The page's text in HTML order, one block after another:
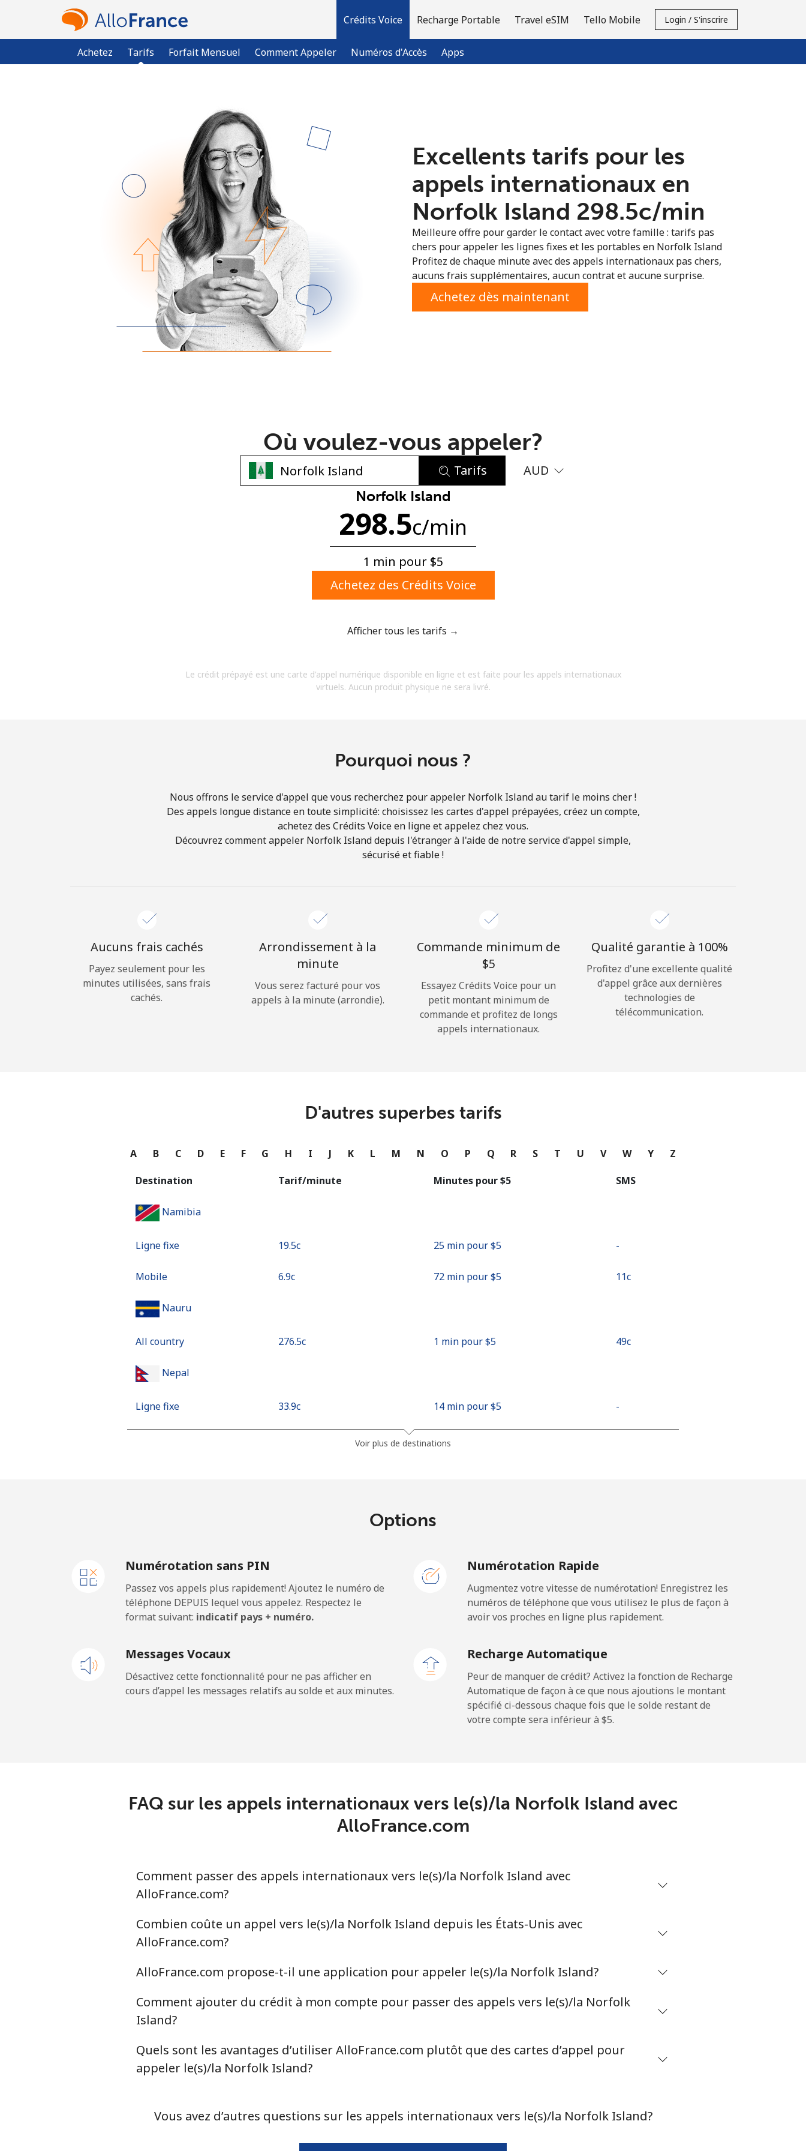
Crédits Voice
Achetez Tarifs Forfait Mensuel Comment Appeler Numéros d'Accès Apps
Recharge Portable Travel eSIM Tello Mobile Login / S'inscrire
Vous avez déjà un compte?Connectez-vous →
S'enregistrer avec
Aucun mot de passe créé
8 caractères minimum
Une lettre majuscule et une lettre minuscule
Un caractère spécial
offres.
S'inscrire
Bonjour!
Rappel du mot de passe →
Continue avec
Excellents tarifs pour les
appels internationaux en
Norfolk Island ⁦298.5c⁩/min
Meilleure offre pour garder le contact avec votre famille : tarifs pas
chers pour appeler les lignes fixes et les portables en Norfolk Island
Profitez de chaque minute avec des appels internationaux pas chers,
aucuns frais supplémentaires, aucun contrat et aucune surprise.
Achetez dès maintenant
Où voulez-vous appeler?
Tarifs AUD
Norfolk Island
298.5c/min
1 min pour ⁦$5⁩
Achetez des Crédits Voice
Afficher tous les tarifs →
Le crédit prépayé est une carte d'appel numérique disponible en ligne et est faite pour les appels internationaux
virtuels. Aucun produit physique ne sera livré.
Pourquoi nous ?
Nous offrons le service d'appel que vous recherchez pour appeler Norfolk Island au tarif le moins cher !
Des appels longue distance en toute simplicité: choisissez les cartes d'appel prépayées, créez un compte,
achetez des Crédits Voice en ligne et appelez chez vous.
Découvrez comment appeler Norfolk Island depuis l'étranger à l'aide de notre service d'appel simple,
sécurisé et fiable !
Aucuns frais cachés
Payez seulement pour les
minutes utilisées, sans frais
cachés.
Arrondissement à la
minute
Vous serez facturé pour vos
appels à la minute (arrondie).
Commande minimum de
⁦$5⁩
Essayez Crédits Voice pour un
petit montant minimum de
commande et profitez de longs
appels internationaux.
Qualité garantie à 100%
Profitez d'une excellente qualité
d'appel grâce aux dernières
technologies de
télécommunication.
D'autres superbes tarifs
A B C D E F G H I J K L M N O P Q R S T U V W Y Z
Destination Tarif/minute Minutes pour ⁦$5⁩ SMS
Namibia
Ligne fixe ⁦19.5c⁩ 25 min pour ⁦$5⁩ -
Mobile ⁦6.9c⁩ 72 min pour ⁦$5⁩ ⁦11c⁩
Nauru
All country ⁦276.5c⁩ 1 min pour ⁦$5⁩ ⁦49c⁩
Nepal
Ligne fixe ⁦33.9c⁩ 14 min pour ⁦$5⁩ -
14 min pour ⁦$5⁩
New Caledonia
Ligne fixe ⁦62.9c⁩ 7 min pour ⁦$5⁩ -
New Zealand
Ligne fixe ⁦3.5c⁩ 142 min pour ⁦$5⁩ -
50 min pour ⁦$5⁩
10 min pour ⁦$5⁩
Ligne fixe 6 min pour ⁦$5⁩
Mobile 7 min pour ⁦$5⁩
Nigeria
16 min pour ⁦$5⁩
Mobile 21 min pour ⁦$5⁩
Niue
All country
Norfolk Island
⁦298.5c⁩ 1 min pour ⁦$5⁩
Voir plus de destinations
Options
Numérotation sans PIN
Passez vos appels plus rapidement! Ajoutez le numéro de
téléphone DEPUIS lequel vous appelez. Respectez le
format suivant: indicatif pays + numéro.
Numérotation Rapide
Augmentez votre vitesse de numérotation! Enregistrez les
numéros de téléphone que vous utilisez le plus de façon à
avoir vos proches en ligne plus rapidement.
Messages Vocaux
Désactivez cette fonctionnalité pour ne pas afficher en
cours d’appel les messages relatifs au solde et aux minutes.
Recharge Automatique
Peur de manquer de crédit? Activez la fonction de Recharge
Automatique de façon à ce que nous ajoutions le montant
spécifié ci-dessous chaque fois que le solde restant de
votre compte sera inférieur à ⁦$5⁩.
FAQ sur les appels internationaux vers le(s)/la Norfolk Island avec
AlloFrance.com
Comment passer des appels internationaux vers le(s)/la Norfolk Island avec
AlloFrance.com?
Combien coûte un appel vers le(s)/la Norfolk Island depuis les États-Unis avec
AlloFrance.com?
AlloFrance.com propose-t-il une application pour appeler le(s)/la Norfolk Island?
Comment ajouter du crédit à mon compte pour passer des appels vers le(s)/la Norfolk
Island?
Quels sont les avantages d’utiliser AlloFrance.com plutôt que des cartes d’appel pour
appeler le(s)/la Norfolk Island?
Vous avez d’autres questions sur les appels internationaux vers le(s)/la Norfolk Island?